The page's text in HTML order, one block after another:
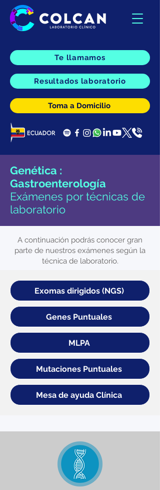
Te llamamos
Resultados laboratorio
Toma a Domicilio
Genética :
Gastroenterología
Exámenes por técnicas de
laboratorio
A continuación podrás conocer gran
parte de nuestros exámenes según la
técnica de laboratorio.
Exomas dirigidos (NGS)
Genes Puntuales
MLPA
Mutaciones Puntuales
Mesa de ayuda Clínica